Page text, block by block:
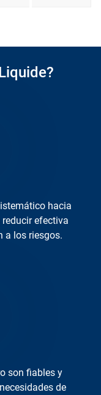
efectiva
a los riesgos.
de